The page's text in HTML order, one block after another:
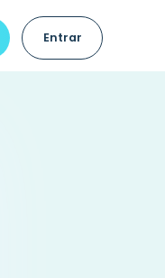
Entrar
juntos